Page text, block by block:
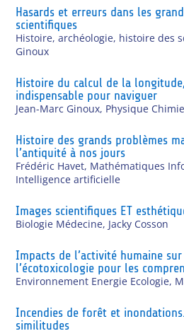
Hasards et erreurs dans les
scientifiques
Histoire, archéologie, histoire des
Ginoux
Histoire du calcul de la
indispensable pour naviguer
Jean-Marc Ginoux, Physique
Histoire des grands problèmes
l’antiquité à nos jours
Frédéric Havet, Mathématiques
Intelligence artificielle
Images scientifiques ET
Biologie Médecine, Jacky Cosson
Impacts de l’activité humaine
l’écotoxicologie pour les
Environnement Energie Ecologie,
Incendies de forêt et
similitudes